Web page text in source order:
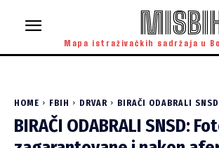
Mapa istraživačkih sadržaja u
HOME FBIH DRVAR BIRAČI ODABRALI
BIRAČI ODABRALI SNSD: